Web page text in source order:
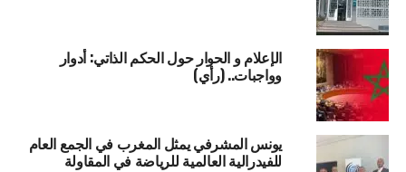
الإعلام و الحوار حول الحكم الذاتي: أدوار
وواجبات.. (رأي)
يونس المشرفي يمثل المغرب في الجمع العام
للفيدرالية العالمية للرياضة في المقاولة